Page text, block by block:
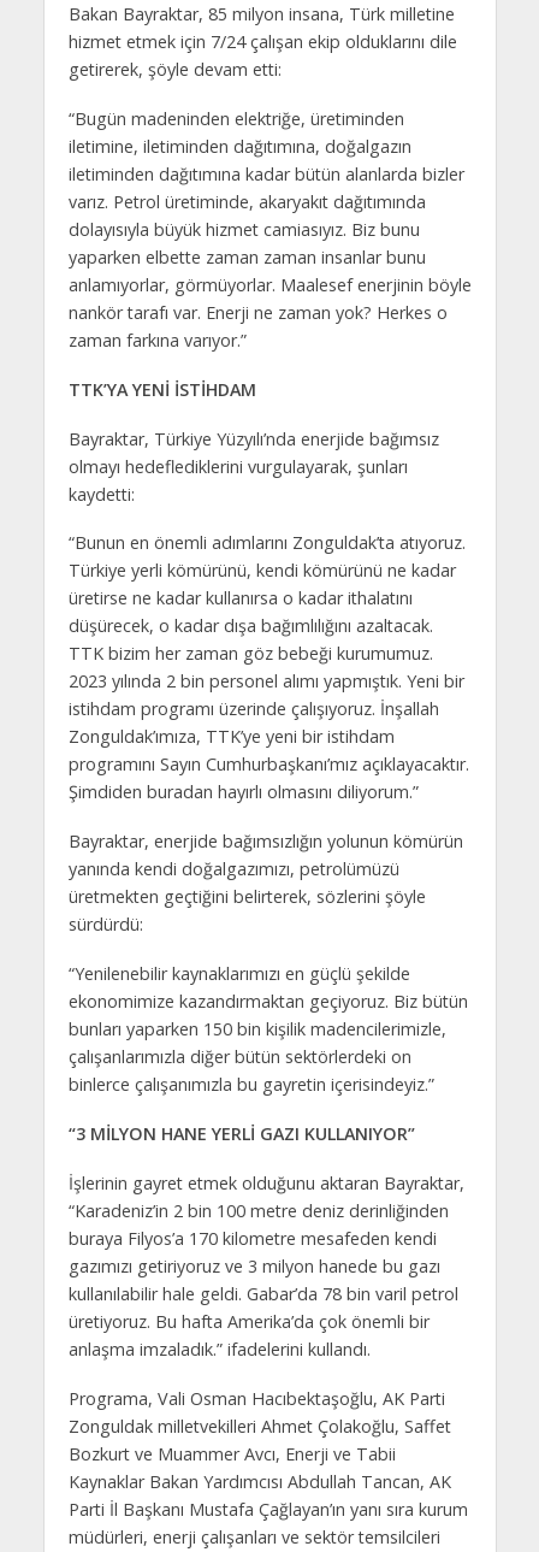
Bakan Bayraktar, 85 milyon insana, Türk milletine
hizmet etmek için 7/24 çalışan ekip olduklarını dile
getirerek, şöyle devam etti:
“Bugün madeninden elektriğe, üretiminden
iletimine, iletiminden dağıtımına, doğalgazın
iletiminden dağıtımına kadar bütün alanlarda bizler
varız. Petrol üretiminde, akaryakıt dağıtımında
dolayısıyla büyük hizmet camiasıyız. Biz bunu
yaparken elbette zaman zaman insanlar bunu
anlamıyorlar, görmüyorlar. Maalesef enerjinin böyle
nankör tarafı var. Enerji ne zaman yok? Herkes o
zaman farkına varıyor.”
TTK’YA YENİ İSTİHDAM
Bayraktar, Türkiye Yüzyılı’nda enerjide bağımsız
olmayı hedeflediklerini vurgulayarak, şunları
kaydetti:
“Bunun en önemli adımlarını Zonguldak’ta atıyoruz.
Türkiye yerli kömürünü, kendi kömürünü ne kadar
üretirse ne kadar kullanırsa o kadar ithalatını
düşürecek, o kadar dışa bağımlılığını azaltacak.
TTK bizim her zaman göz bebeği kurumumuz.
2023 yılında 2 bin personel alımı yapmıştık. Yeni bir
istihdam programı üzerinde çalışıyoruz. İnşallah
Zonguldak’ımıza, TTK’ye yeni bir istihdam
programını Sayın Cumhurbaşkanı’mız açıklayacaktır.
Şimdiden buradan hayırlı olmasını diliyorum.”
Bayraktar, enerjide bağımsızlığın yolunun kömürün
yanında kendi doğalgazımızı, petrolümüzü
üretmekten geçtiğini belirterek, sözlerini şöyle
sürdürdü:
“Yenilenebilir kaynaklarımızı en güçlü şekilde
ekonomimize kazandırmaktan geçiyoruz. Biz bütün
bunları yaparken 150 bin kişilik madencilerimizle,
çalışanlarımızla diğer bütün sektörlerdeki on
binlerce çalışanımızla bu gayretin içerisindeyiz.”
“3 MİLYON HANE YERLİ GAZI KULLANIYOR”
İşlerinin gayret etmek olduğunu aktaran Bayraktar,
“Karadeniz’in 2 bin 100 metre deniz derinliğinden
buraya Filyos’a 170 kilometre mesafeden kendi
gazımızı getiriyoruz ve 3 milyon hanede bu gazı
kullanılabilir hale geldi. Gabar’da 78 bin varil petrol
üretiyoruz. Bu hafta Amerika’da çok önemli bir
anlaşma imzaladık.” ifadelerini kullandı.
Programa, Vali Osman Hacıbektaşoğlu, AK Parti
Zonguldak milletvekilleri Ahmet Çolakoğlu, Saffet
Bozkurt ve Muammer Avcı, Enerji ve Tabii
Kaynaklar Bakan Yardımcısı Abdullah Tancan, AK
Parti İl Başkanı Mustafa Çağlayan’ın yanı sıra kurum
müdürleri, enerji çalışanları ve sektör temsilcileri